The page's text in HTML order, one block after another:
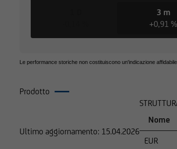
3 m
+0,91 %
Le performance storiche non costituiscono un'indicazione
Prodotto
Ultimo aggiornamento: 15.04.2026
Nome
EUR
Le